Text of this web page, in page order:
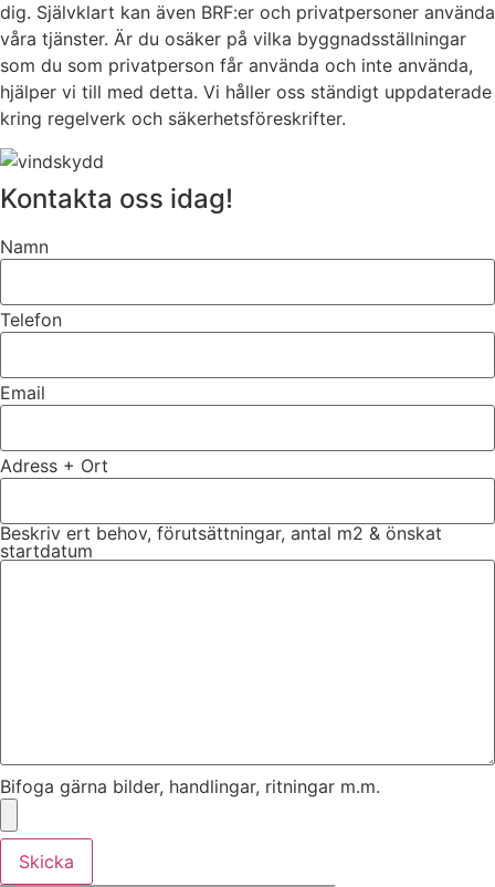
dig. Självklart kan även BRF:er och privatpersoner använda
våra tjänster. Är du osäker på vilka byggnadsställningar
som du som privatperson får använda och inte använda,
hjälper vi till med detta. Vi håller oss ständigt uppdaterade
kring regelverk och säkerhetsföreskrifter.
Kontakta oss idag!
Namn
Telefon
Email
Adress + Ort
Beskriv ert behov, förutsättningar, antal m2 & önskat
startdatum
Bifoga gärna bilder, handlingar, ritningar m.m.
Skicka